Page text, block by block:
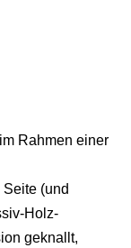
Rahmen einer
(und
Holz-
geknallt,